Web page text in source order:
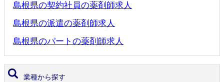
島根県の契約社員の薬剤師求人
島根県の派遣の薬剤師求人
島根県のパートの薬剤師求人
業種から探す